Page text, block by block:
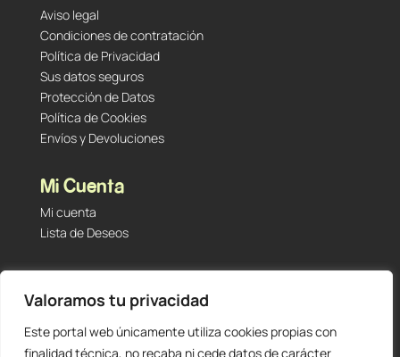
Valoramos tu privacidad
Este portal web únicamente utiliza cookies propias con
finalidad técnica, no recaba ni cede datos de carácter
Aviso legal
Condiciones de contratación
Política de Privacidad
Sus datos seguros
Protección de Datos
Política de Cookies
Envíos y Devoluciones
Mi Cuenta
Mi cuenta
Lista de Deseos
Tu Tienda de Segunda Mano, Sambara #101 (Madrid,
28027 – España)
912 60 05 55 |+34 601 23 09 14